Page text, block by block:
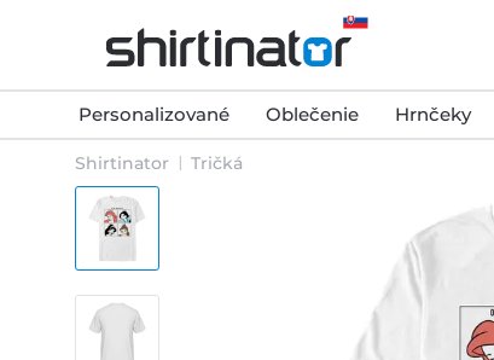
Personalizované Oblečenie Hrnčeky
Shirtinator Tričká